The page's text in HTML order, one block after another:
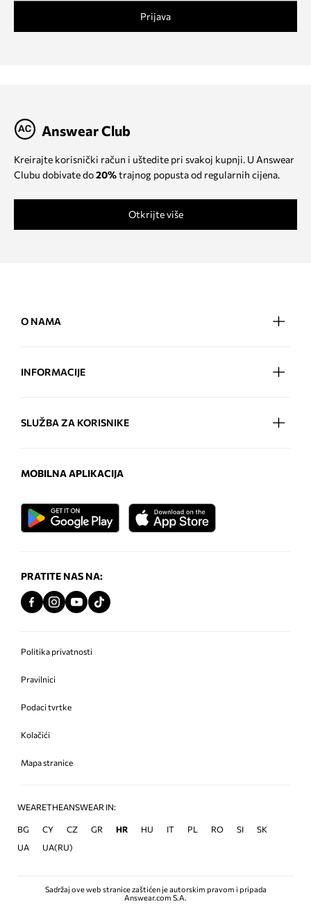
Prijava
Answear Club
Kreirajte korisnički račun i uštedite pri svakoj kupnji. U Answear
Clubu dobivate do20%trajnog popusta od regularnih cijena.
Otkrijte više
O NAMA
INFORMACIJE
SLUŽBA ZA KORISNIKE
MOBILNA APLIKACIJA
PRATITE NAS NA:
Politika privatnosti
Pravilnici
Podaci tvrtke
Kolačići
Mapa stranice
WEARETHEANSWEAR IN:
BG CY CZ GR HR HU IT PL RO SI
SK
UA
UA(RU)
Sadržaj ove web stranice zaštićen je autorskim pravom i pripada
Answear.com S.A.